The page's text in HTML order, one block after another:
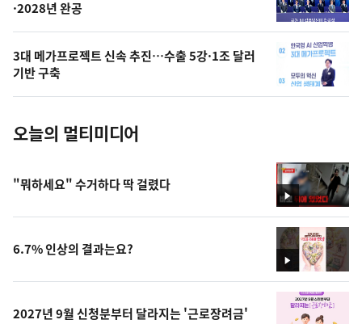
늘
사
진
·2028년 완공
3대 메가프로젝트 신속 추진…수출 5강·1조 달러
기반 구축
오늘의 멀티미디어
영
상
"뭐하세요" 수거하다 딱 걸렸다
영
상
6.7% 인상의 결과는요?
2027년 9월 신청분부터 달라지는 '근로장려금'